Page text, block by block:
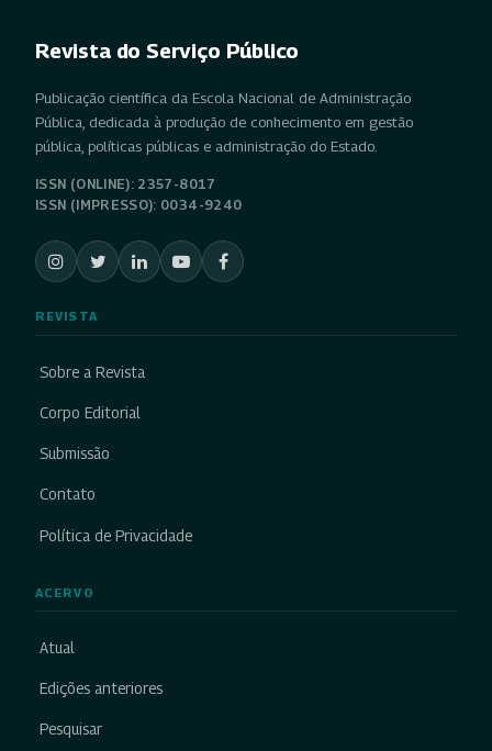
Revista do Serviço Público
Publicação científica da Escola Nacional de Administração
Pública, dedicada à produção de conhecimento em gestão
pública, políticas públicas e administração do Estado.
ISSN (ONLINE): 2357-8017
ISSN (IMPRESSO): 0034-9240
REVISTA
Sobre a Revista
Corpo Editorial
Submissão
Contato
Política de Privacidade
ACERVO
Atual
Edições anteriores
Pesquisar